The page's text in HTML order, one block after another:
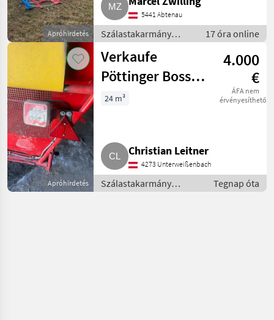
Apróhirdetés
5441 Abtenau
Szálastakarmány
betakarítók / Hegyi
gépesítés
17 óra online
Apróhirdetés
Verkaufe
Pöttinger Boss 1
Hochlader
4.000
€
ÁFA nem
érvényesíthető
24 m³
Christian Leitner
4273 Unterweißenbach
Szálastakarmány
betakarítók / Hegyi
Tegnap óta